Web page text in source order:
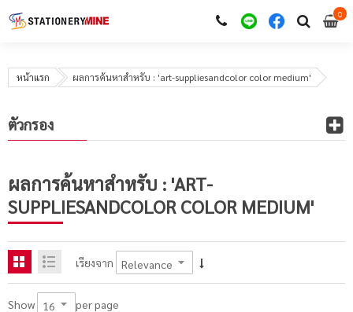
00
หน้าแรก ผลการค้นหาสำหรับ : 'art-suppliesandcolor color medium'
ผลการค้นหาสำหรับ : 'ART-
SUPPLIESANDCOLOR COLOR MEDIUM'
เรียงจาก
Show per page
ตัวกรอง